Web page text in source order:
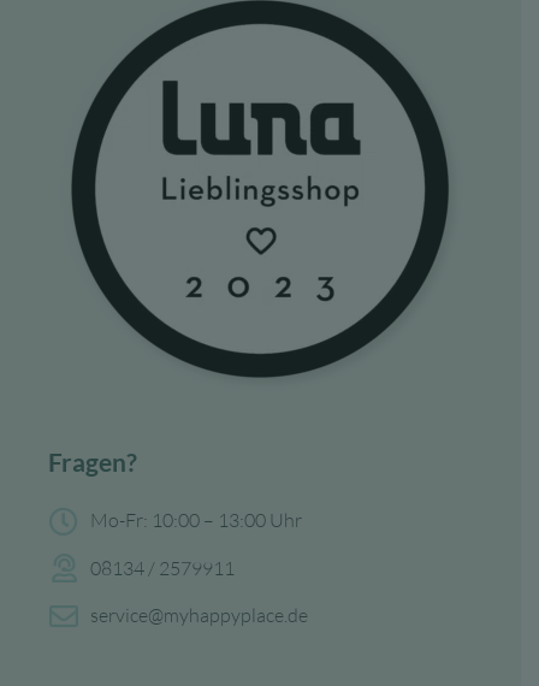
Fragen?
Mo-Fr: 10:00 – 13:00 Uhr
08134 / 2579911
service@myhappyplace.de